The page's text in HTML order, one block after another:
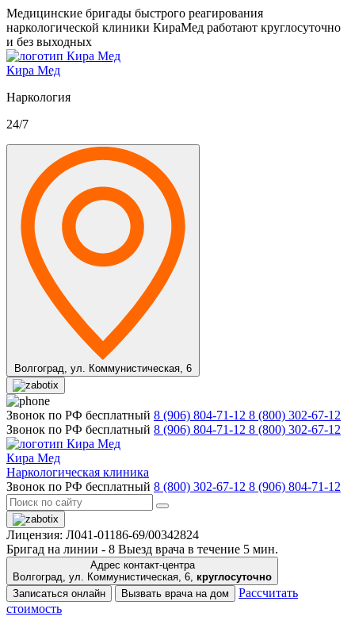
Медицинские бригады быстрого реагирования
наркологической клиники КираМед работают круглосуточно
и без выходных
Кира Мед
Наркология
24/7
Волгоград, ул. Коммунистическая, 6
Звонок по РФ бесплатный 8 (906) 804-71-12 8 (800) 302-67-12
Звонок по РФ бесплатный 8 (906) 804-71-12 8 (800) 302-67-12
Кира Мед
Наркологическая клиника
Звонок по РФ бесплатный 8 (800) 302-67-12 8 (906) 804-71-12
Лицензия: Л041-01186-69/00342824
Бригад на линии - 8 Выезд врача в течение 5 мин.
Адрес контакт-центра
Волгоград, ул. Коммунистическая, 6, круглосуточно
Записаться онлайн
Вызвать врача на дом
Рассчитать
стоимость